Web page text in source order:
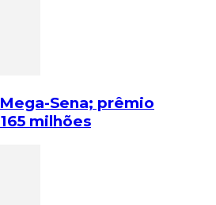
Sena; prêmio
milhões